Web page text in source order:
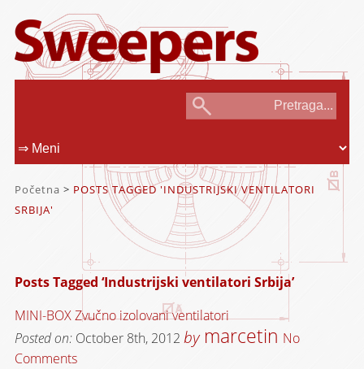
Početna > POSTS TAGGED 'INDUSTRIJSKI VENTILATORI
SRBIJA'
Posts Tagged ‘Industrijski ventilatori Srbija’
MINI-BOX Zvučno izolovani ventilatori
Posted on: October 8th, 2012 by marcetin No
Comments